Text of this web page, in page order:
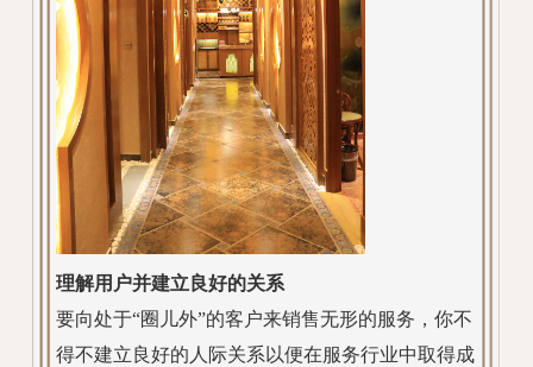
理解用户并建立良好的关系
要向处于“圈儿外”的客户来销售无形的服务，你不
得不建立良好的人际关系以便在服务行业中取得成